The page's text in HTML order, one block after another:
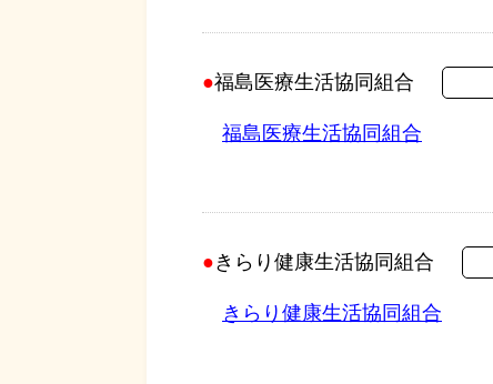
福島医療生活協同組合
福島医療生活協同組合
きらり健康生活協同組合
きらり健康生活協同組合